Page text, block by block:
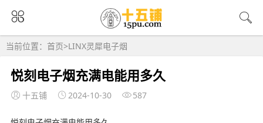
当前位置： 首页>LINX灵犀电子烟
悦刻电子烟充满电能用多久
十五铺 2024-10-30 587